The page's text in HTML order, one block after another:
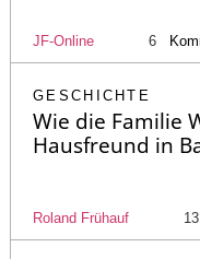
JF-Online 6
GESCHICHTE
Wie die Familie
Hausfreund in
Roland Frühauf 13